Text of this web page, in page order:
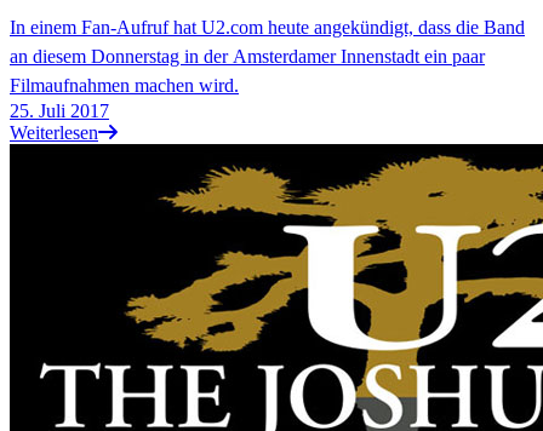
In einem Fan-Aufruf hat U2.com heute angekündigt, dass die Band
an diesem Donnerstag in der Amsterdamer Innenstadt ein paar
Filmaufnahmen machen wird.
25. Juli 2017
Weiterlesen